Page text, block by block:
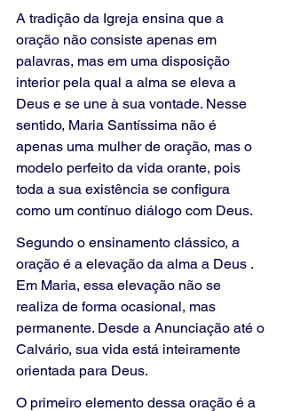
A tradição da Igreja ensina que a
oração não consiste apenas em
palavras, mas em uma disposição
interior pela qual a alma se eleva a
Deus e se une à sua vontade. Nesse
sentido, Maria Santíssima não é
apenas uma mulher de oração, mas o
modelo perfeito da vida orante, pois
toda a sua existência se configura
como um contínuo diálogo com Deus.
Segundo o ensinamento clássico, a
oração é a elevação da alma a Deus .
Em Maria, essa elevação não se
realiza de forma ocasional, mas
permanente. Desde a Anunciação até o
Calvário, sua vida está inteiramente
orientada para Deus.
O primeiro elemento dessa oração é a